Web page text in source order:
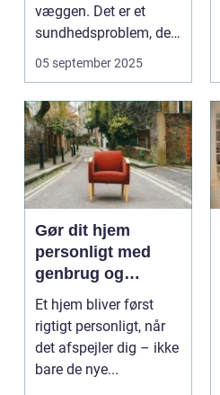
væggen. Det er et
sundhedsproblem, der
ofte s...
05 september 2025
Gør dit hjem
personligt med
genbrug og
vintage
Et hjem bliver først
rigtigt personligt, når
det afspejler dig – ikke
bare de nye...